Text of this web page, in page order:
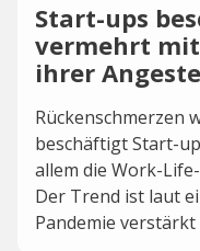
Start-ups
vermehrt
ihrer
Rückenschmerzen
beschäftigt Start-
allem die Work-
Der Trend ist laut
Pandemie verstärkt